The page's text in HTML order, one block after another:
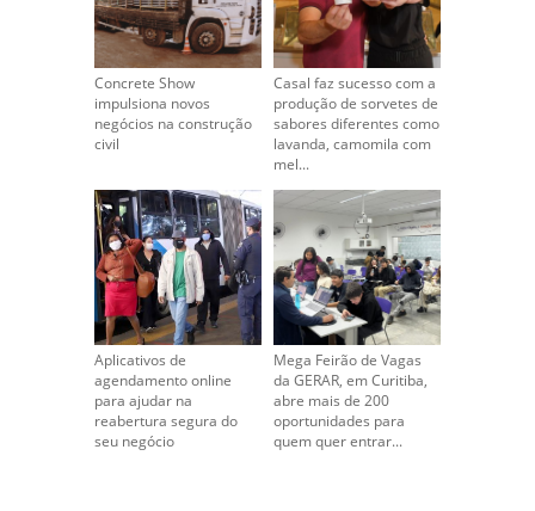
Concrete Show
impulsiona novos
negócios na construção
civil
Casal faz sucesso com a
produção de sorvetes de
sabores diferentes como
lavanda, camomila com
mel...
Aplicativos de
agendamento online
para ajudar na
reabertura segura do
seu negócio
Mega Feirão de Vagas
da GERAR, em Curitiba,
abre mais de 200
oportunidades para
quem quer entrar...